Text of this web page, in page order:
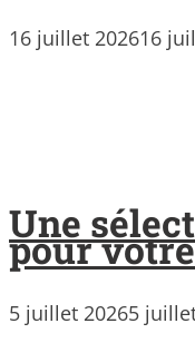
16 juillet 202616
Une
pour
5 juillet 20265